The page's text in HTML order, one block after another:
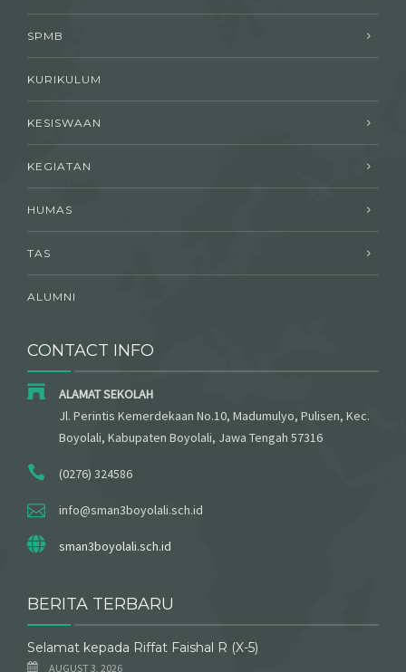
SPMB
KURIKULUM
KESISWAAN
KEGIATAN
HUMAS
TAS
ALUMNI
CONTACT INFO
ALAMAT SEKOLAH
Jl. Perintis Kemerdekaan No.10, Madumulyo, Pulisen, Kec.
Boyolali, Kabupaten Boyolali, Jawa Tengah 57316
(0276) 324586
info@sman3boyolali.sch.id
sman3boyolali.sch.id
BERITA TERBARU
Selamat kepada Riffat Faishal R (X-5)
AUGUST 3, 2026